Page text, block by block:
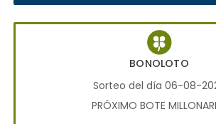
BONOLOTO
Sorteo del día 06-08-
PRÓXIMO BOTE